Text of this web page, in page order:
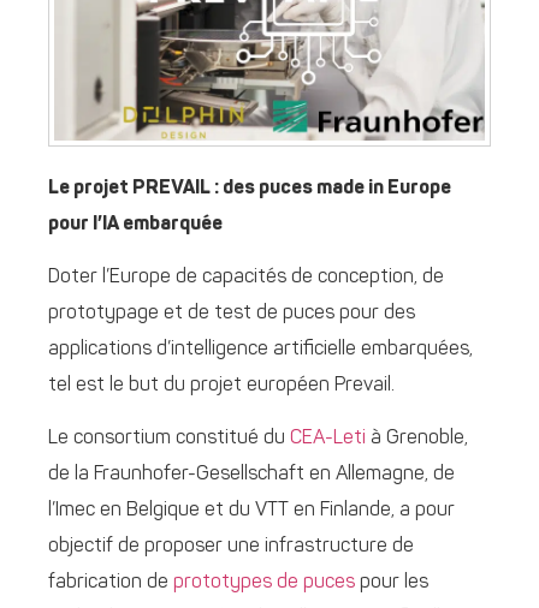
Le projet PREVAIL : des puces made in Europe
pour l’IA embarquée
Doter l’Europe de capacités de conception, de
prototypage et de test de puces pour des
applications d’intelligence artificielle embarquées,
tel est le but du projet européen Prevail.
Le consortium constitué du CEA-Leti à Grenoble,
de la Fraunhofer-Gesellschaft en Allemagne, de
l’Imec en Belgique et du VTT en Finlande, a pour
objectif de proposer une infrastructure de
fabrication de prototypes de puces pour les